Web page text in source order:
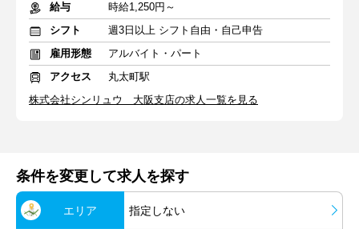
給与
時給1,250円～
シフト
週3日以上 シフト自由・自己申告
雇用形態
アルバイト・パート
アクセス
丸太町駅
株式会社シンリュウ 大阪支店の求人一覧を見る
条件を変更して求人を探す
エリア 指定しない